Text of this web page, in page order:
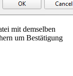
mit demselben
um Bestätigung